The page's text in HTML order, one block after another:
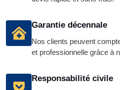
Garantie décennale
Nos clients peuvent
et professionnelle grâce à
Responsabilité civile